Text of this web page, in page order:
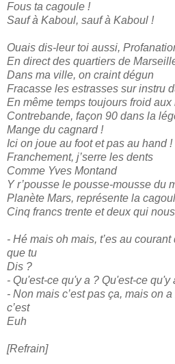
Fous ta cagoule !
Sauf à Kaboul, sauf à Kaboul !
Ouais dis-leur toi aussi,
En direct des quartiers de
Dans ma ville, on craint dégun
Fracasse les estrasses sur instru
En même temps toujours froid aux
Contrebande, façon 90 dans la
Mange du cagnard !
Ici on joue au foot et pas au hand !
Franchement, j’serre les dents
Comme Yves Montand
Y r’pousse le pousse-mousse du
Planète Mars, représente la
Cinq francs trente et deux qui
- Hé mais oh mais, t’es au
que tu
Dis ?
- Qu'est-ce qu'y a ? Qu'est-ce qu'y
- Non mais c’est pas ça, mais on
c’est
Euh
[Refrain]